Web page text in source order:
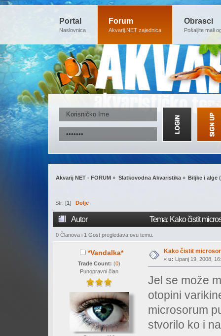
Portal
Naslovnica
Forum
Akvarij.NET zajednica
Obrasci
Pošaljite mali
Akvarij NET - FORUM » Slatkovodna Akvaristika» Biljke i alge
Str: [1] Dolje
Autor Tema: Kako čistit
0 Članova i 1 Gost pregledava ovu temu.
*Vandalka*
Trade Count: (0)
Punopravni član
Kako čistit
« u: Lipanj 19, 2008,
Jel se može
otopini
microsorum
stvorilo ko i